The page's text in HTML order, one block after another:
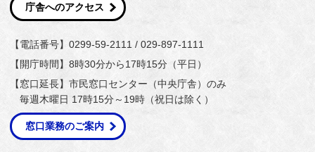
庁舎へのアクセス
【電話番号】0299-59-2111 / 029-897-1111
【開庁時間】8時30分から17時15分（平日）
【窓口延長】市民窓口センター（中央庁舎）のみ
毎週木曜日 17時15分～19時（祝日は除く）
窓口業務のご案内